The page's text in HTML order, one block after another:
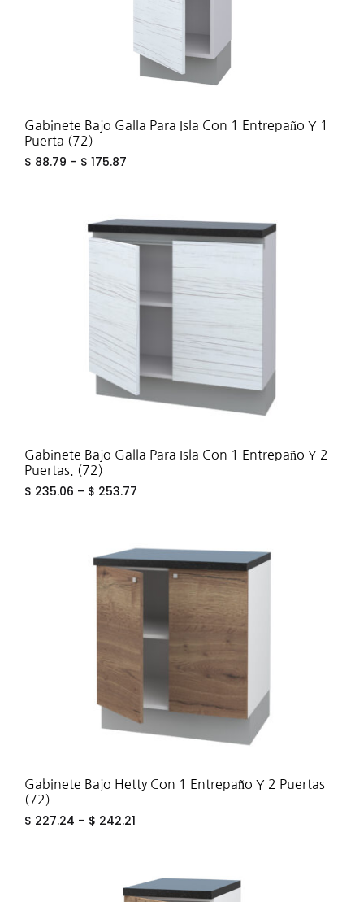
Gabinete Bajo Galla Para Isla Con 1 Entrepaño Y 1
Puerta (72)
$ 88.79 – $ 175.87
Gabinete Bajo Galla Para Isla Con 1 Entrepaño Y 2
Puertas. (72)
$ 235.06 – $ 253.77
Gabinete Bajo Hetty Con 1 Entrepaño Y 2 Puertas
(72)
$ 227.24 – $ 242.21